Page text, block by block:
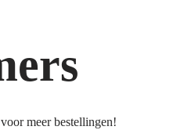
meer bestellingen!